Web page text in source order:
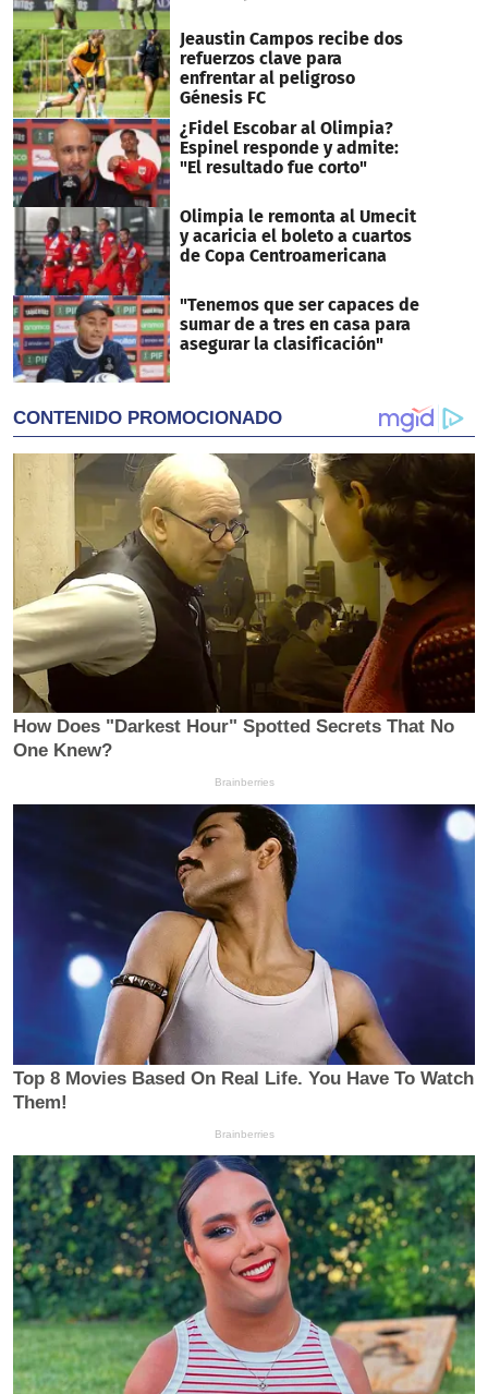
Jeaustin Campos recibe dos
refuerzos clave para
enfrentar al peligroso
Génesis FC
¿Fidel Escobar al Olimpia?
Espinel responde y admite:
"El resultado fue corto"
Olimpia le remonta al Umecit
y acaricia el boleto a cuartos
de Copa Centroamericana
"Tenemos que ser capaces de
sumar de a tres en casa para
asegurar la clasificación"